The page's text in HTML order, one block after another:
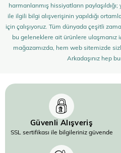
harmanlanmış hissiyatların
ile ilgili bilgi alışverişinin yapıldığı
için çalışıyoruz. Tüm dünyada çeşitli
bu geleneklere ait ürünlere
mağazamızda, hem web sitemizde
Arkadaşınız hep
Güvenli Alışveriş
SSL sertifikası ile bilgileriniz güvende